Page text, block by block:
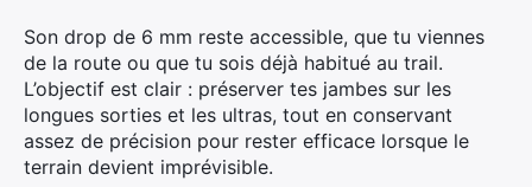
Son drop de 6 mm reste accessible, que tu viennes
de la route ou que tu sois déjà habitué au trail.
L’objectif est clair : préserver tes jambes sur les
longues sorties et les ultras, tout en conservant
assez de précision pour rester efficace lorsque le
terrain devient imprévisible.